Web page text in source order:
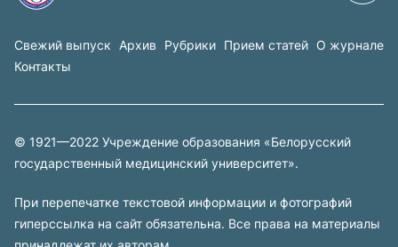
Свежий выпуск Архив Рубрики Прием статей О журнале
Контакты
© 1921—2022 Учреждение образования «Белорусский
государственный медицинский университет».
При перепечатке текстовой информации и фотографий
гиперссылка на сайт обязательна. Все права на материалы